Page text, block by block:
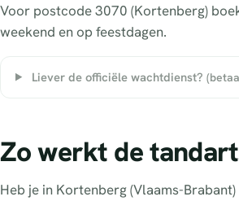
Voor postcode 3070 (Kortenberg)
weekend en op feestdagen.
Liever de officiële wachtdienst?
Zo werkt de
Heb je in Kortenberg (Vlaams-